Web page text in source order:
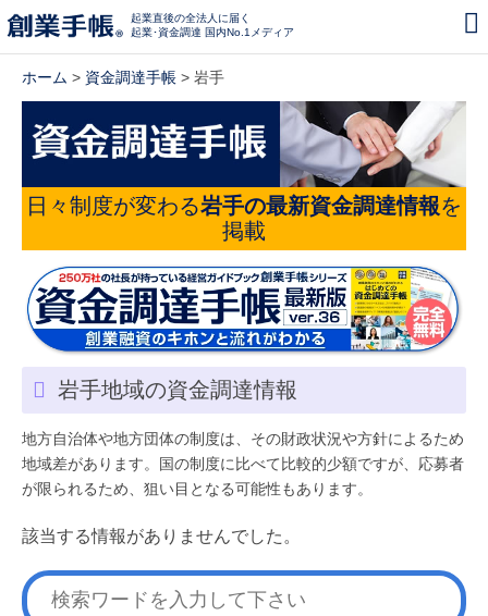
起業直後の全法人に届く
起業･資金調達 国内No.1メディア
ホーム > 資金調達手帳 > 岩手
日々制度が変わる岩手の最新資金調達情報を
掲載
岩手地域の資金調達情報
地方自治体や地方団体の制度は、その財政状況や方針によるため
地域差があります。国の制度に比べて比較的少額ですが、応募者
が限られるため、狙い目となる可能性もあります。
該当する情報がありませんでした。